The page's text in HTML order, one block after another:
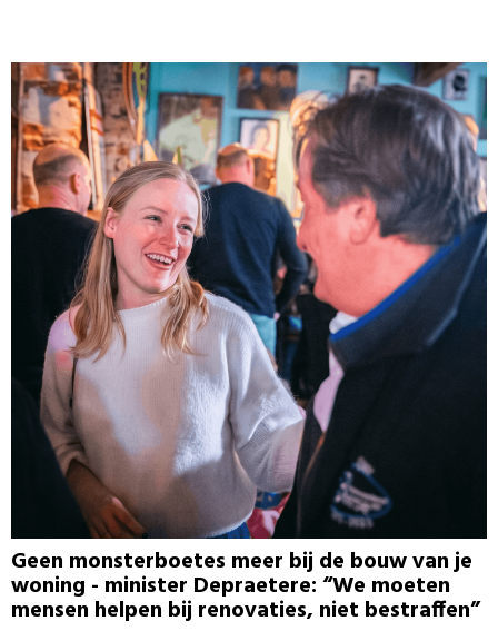
Geen monsterboetes meer bij de bouw van je
woning - minister Depraetere: “We moeten
mensen helpen bij renovaties, niet bestraffen”